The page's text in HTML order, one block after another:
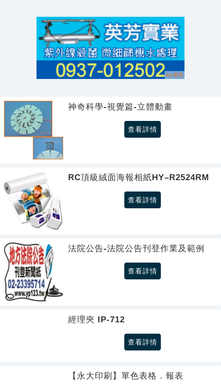
神奇科學-視覺篇-立體動畫
查看詳情
RC頂級絨面海報相紙HY–R2524RM
查看詳情
法院公告-法院公告刊登作業及範例
查看詳情
經理夾 IP-712
查看詳情
【永大印刷】單色表格．報表